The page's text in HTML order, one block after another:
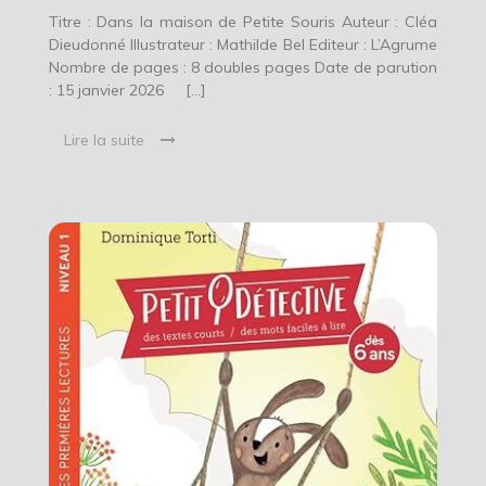
Titre : Dans la maison de Petite Souris Auteur : Cléa
Dieudonné Illustrateur : Mathilde Bel Editeur : L’Agrume
Nombre de pages : 8 doubles pages Date de parution
: 15 janvier 2026 […]
Lire la suite